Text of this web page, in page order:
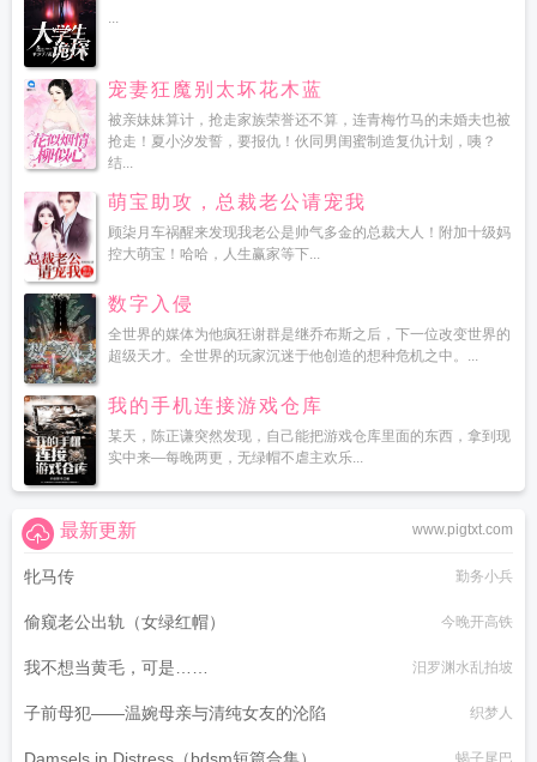
...
宠妻狂魔别太坏花木蓝
被亲妹妹算计，抢走家族荣誉还不算，连青梅竹马的未婚夫也被
抢走！夏小汐发誓，要报仇！伙同男闺蜜制造复仇计划，咦？
结...
萌宝助攻，总裁老公请宠我
顾柒月车祸醒来发现我老公是帅气多金的总裁大人！附加十级妈
控大萌宝！哈哈，人生赢家等下...
数字入侵
全世界的媒体为他疯狂谢群是继乔布斯之后，下一位改变世界的
超级天才。全世界的玩家沉迷于他创造的想种危机之中。...
我的手机连接游戏仓库
某天，陈正谦突然发现，自己能把游戏仓库里面的东西，拿到现
实中来—每晚两更，无绿帽不虐主欢乐...
www.pigtxt.com
最新更新
牝马传 勤务小兵
偷窥老公出轨（女绿红帽） 今晚开高铁
我不想当黄毛，可是…… 汨罗渊水乱拍坡
子前母犯——温婉母亲与清纯女友的沦陷 织梦人
蝎子尾巴